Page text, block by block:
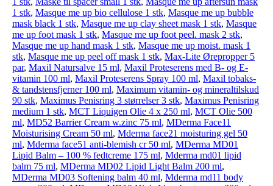
1 stk, Masque me up bio cellulose 1 stk, Masque me up bubble
mask black 1 stk, Masque me up clay sheet mask 1 stk, Masque
me up foot mask 1 stk, Masque me up foot peel. mask 2 stk,
Masque me up hand mask 1 stk, Masque me up moist. mask 1
stk, Masque me up peel off mask 1 stk, Max-Lite Ørepropper 5
par, Maxil Natursalve 15 ml, Maxil Proteserens med B- og E-
vitamin 100 ml, Maxil Proteserens Spray 100 ml, Maxil tobaks-
& tandstensfjerner 100 ml, Maximum vitamin- og mineraltilskud
90 stk, Maximus Penisring 3 størrelser 3 stk, Maximus Penisring
medium 1 stk, MCT Liquigen Olie 4 x 250 ml, MCT Olie 500
ml, MD52 Barrier Cream w.zinc 75 ml, MDerma Face11
Moisturising Cream 50 ml, Mderma face21 moisturing gel 50
ml, Mderma face51 anti-blemish cr 50 ml, MDerma MD01
Lipid Balm – 100 % fedtcreme 175 ml, Mderma md01 lipid
balm 75 ml, MDerma MD02 Lipid Light Balm 200 ml,
MDerma MD03 Softening balm 40 ml, Mderma md11 body